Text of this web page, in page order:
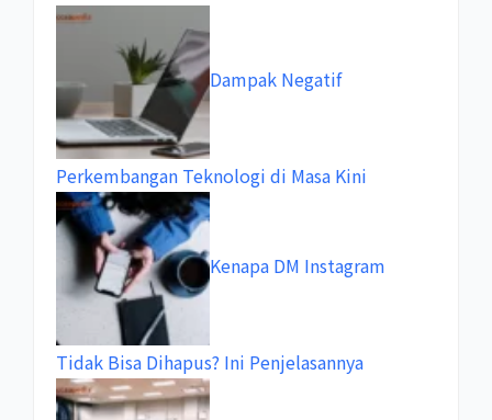
Dampak Negatif
Perkembangan Teknologi di Masa Kini
Kenapa DM Instagram
Tidak Bisa Dihapus? Ini Penjelasannya